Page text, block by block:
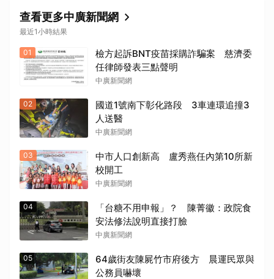
查看更多中廣新聞網
最近1小時結果
01
檢方起訴BNT疫苗採購詐騙案 慈濟委
任律師發表三點聲明
中廣新聞網
02
國道1號南下彰化路段 3車連環追撞3
人送醫
中廣新聞網
03
中市人口創新高 盧秀燕任內第10所新
校開工
中廣新聞網
04
「台糖不用申報」？ 陳菁徽：政院食
安法修法說明直接打臉
中廣新聞網
05
64歲街友陳屍竹市府後方 晨運民眾與
公務員嚇壞